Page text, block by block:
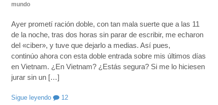
mundo
Ayer prometí ración doble, con tan mala suerte que a las 11
de la noche, tras dos horas sin parar de escribir, me echaron
del «ciber», y tuve que dejarlo a medias. Así pues,
continúo ahora con esta doble entrada sobre mis últimos días
en Vietnam. ¿En Vietnam? ¿Estás segura? Si me lo hiciesen
jurar sin un […]
Sigue leyendo 12